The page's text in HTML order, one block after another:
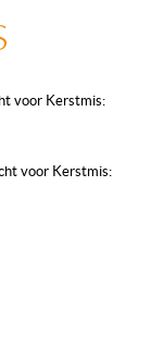
voor Kerstmis:
voor Kerstmis: